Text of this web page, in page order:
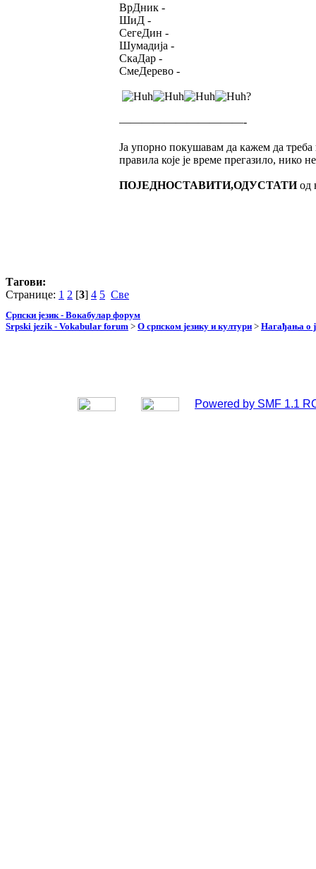
ВрДник -
ШиД -
СегеДин -
Шумадија -
СкаДар -
СмеДерево -
?
———————————-
Ја упорно покушавам да кажем да треба
правила које је време прегазило, нико
ПОЈЕДНОСТАВИТИ,ОДУСТАТИод
Тагови:
Странице: 1 2 [3] 4 5 Све
Српски језик - Вокабулар форум
Srpski jezik - Vokabular forum > О српском језику и култури > Нагађања о
Powered by SMF 1.1